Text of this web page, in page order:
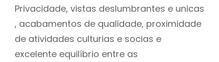
Privacidade, vistas deslumbrantes e unicas
, acabamentos de qualidade, proximidade
de atividades culturias e socias e
excelente equilíbrio entre as